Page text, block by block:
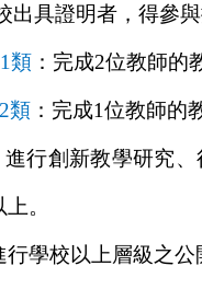
出具證明者，得參
1類 ：完成2位教師的
類：完成1位教師的
進行創新教學研究
上。
行學校以上層級之公